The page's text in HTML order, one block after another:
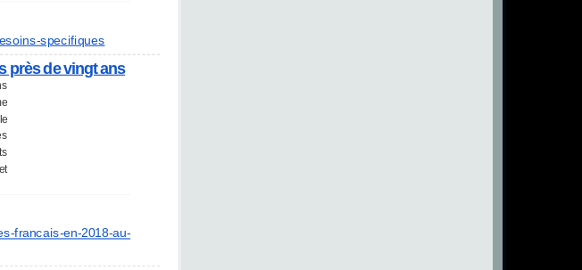
specifiques
près de vingt ans
francais-en-2018-au-